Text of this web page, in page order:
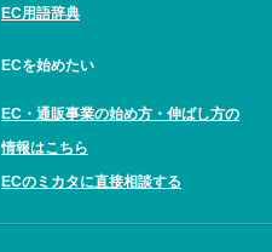
EC用語辞典
ECを始めたい
EC・通販事業の始め方・伸ばし方の
情報はこちら
ECのミカタに直接相談する